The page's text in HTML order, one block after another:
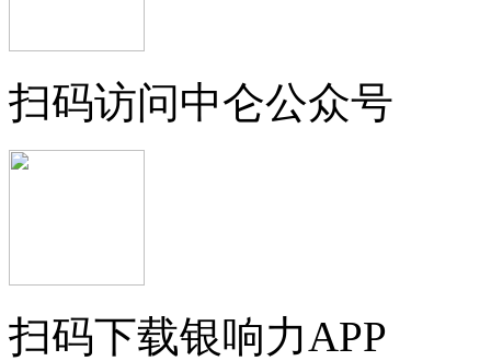
扫码访问中仑公众号
扫码下载银响力APP